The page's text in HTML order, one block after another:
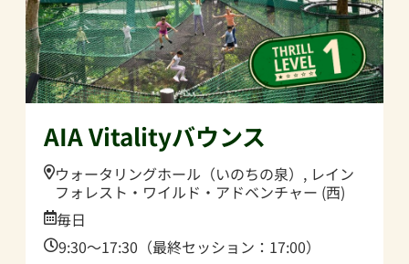
AIA Vitalityバウンス
Location:
ウォータリングホール（いのちの泉）, レイン
フォレスト・ワイルド・アドベンチャー (西)
Date:
毎日
Time:
9:30～17:30（最終セッション：17:00）